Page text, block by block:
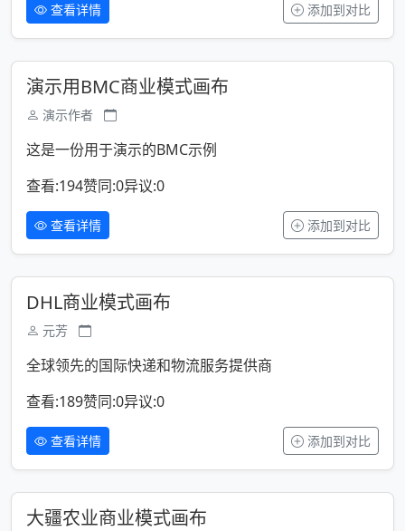
查看详情 添加到对比
演示用BMC商业模式画布
演示作者
这是一份用于演示的BMC示例
查看:194赞同:0异议:0
查看详情 添加到对比
DHL商业模式画布
元芳
全球领先的国际快递和物流服务提供商
查看:189赞同:0异议:0
查看详情 添加到对比
大疆农业商业模式画布